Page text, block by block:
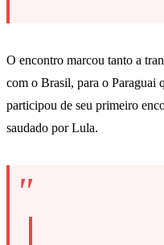
O encontro marcou tanto a
com o Brasil, para o Paraguai
participou de seu primeiro
saudado por Lula.